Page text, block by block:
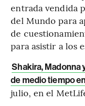
entrada vendida
del Mundo para
de
para asistir a los
Shakira, Madonna
de medio tiempo
julio, en el